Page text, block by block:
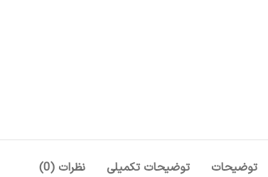
توضیحات توضیحات تکمیلی نظرات (0)